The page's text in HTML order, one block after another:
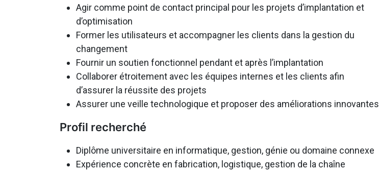
Agir comme point de contact principal pour les projets d’implantation et
d’optimisation
Former les utilisateurs et accompagner les clients dans la gestion du
changement
Fournir un soutien fonctionnel pendant et après l’implantation
Collaborer étroitement avec les équipes internes et les clients afin
d’assurer la réussite des projets
Assurer une veille technologique et proposer des améliorations innovantes
Profil recherché
Diplôme universitaire en informatique, gestion, génie ou domaine connexe
Expérience concrète en fabrication, logistique, gestion de la chaîne